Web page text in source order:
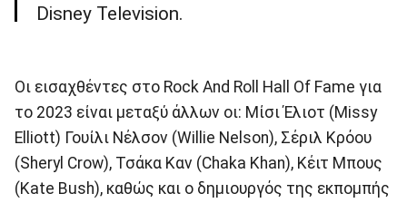
Disney Television.
Οι εισαχθέντες στο Rock And Roll Hall Of Fame για
το 2023 είναι μεταξύ άλλων οι: Μίσι Έλιοτ (Missy
Elliott) Γουίλι Νέλσον (Willie Nelson), Σέριλ Κρόου
(Sheryl Crow), Τσάκα Καν (Chaka Khan), Κέιτ Μπους
(Kate Bush), καθώς και ο δημιουργός της εκπομπής